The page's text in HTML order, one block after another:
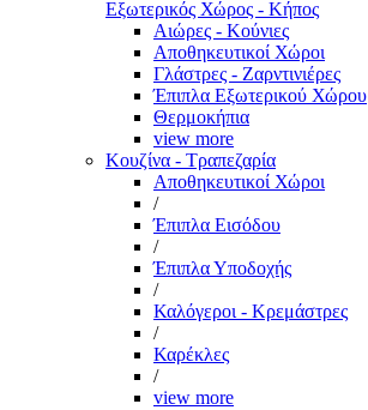
Εξωτερικός Χώρος - Κήπος
Αιώρες - Κούνιες
Αποθηκευτικοί Χώροι
Γλάστρες - Ζαρντινιέρες
Έπιπλα Εξωτερικού Χώρου
Θερμοκήπια
view more
Κουζίνα - Τραπεζαρία
Αποθηκευτικοί Χώροι
/
Έπιπλα Εισόδου
/
Έπιπλα Υποδοχής
/
Καλόγεροι - Κρεμάστρες
/
Καρέκλες
/
view more